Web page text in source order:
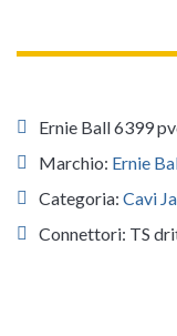
Ernie Ball 6399
Marchio: Ernie
Categoria: Cavi
Connettori: TS